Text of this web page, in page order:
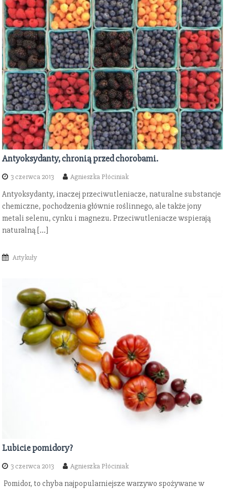
Antyoksydanty, chronią przed chorobami.
3 czerwca 2013 Agnieszka Płóciniak
Antyoksydanty, inaczej przeciwutleniacze, naturalne substancje
chemiczne, pochodzenia głównie roślinnego, ale także jony
metali selenu, cynku i magnezu. Przeciwutleniacze wspierają
naturalną […]
Artykuły
Lubicie pomidory?
3 czerwca 2013 Agnieszka Płóciniak
Pomidor, to chyba najpopularniejsze warzywo spożywane w